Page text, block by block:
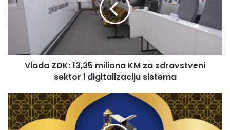
:
3
5
m
Vlada ZDK: 13,35 miliona KM za zdravstveni
sektor i digitalizaciju sistema
P
r
e